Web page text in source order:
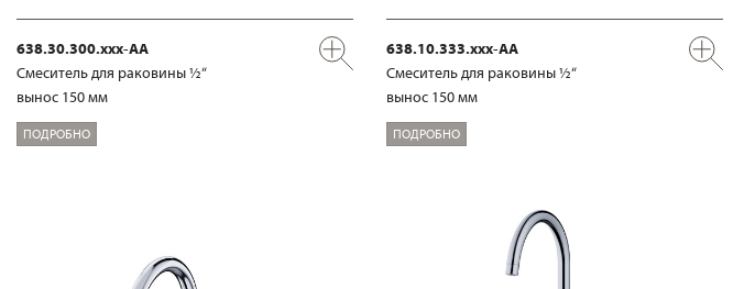
638.30.300.xxx-AA
Смеситель для раковины ½“
вынос 150 мм
ПОДРОБНО
638.10.333.xxx-AA
Смеситель для раковины ½“
вынос 150 мм
ПОДРОБНО